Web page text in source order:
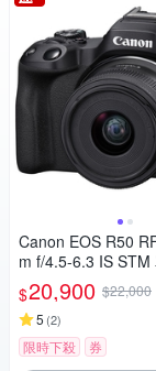
Canon EOS R50
m f/4.5-6.3 IS STM
司貨
$20,900 $22,000
5 (2)
限時下殺 券